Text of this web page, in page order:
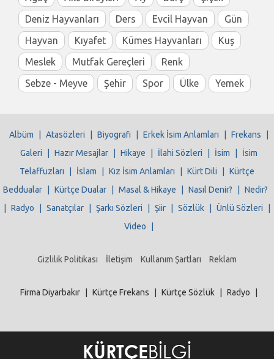
Deniz Hayvanları
Ders Evcil Hayvan
Gün
Hayvan
Kıyafet Kümes Hayvanları
Kuş
Meslek
Mutfak Gereçleri
Renk
Sebze - Meyve
Şehir Spor Ülke Yemek
Albüm Atasözleri Biyografi Erkek İsim Anlamları Frekans
Galeri
Hazır Mesajlar Hikaye İlahi Sözleri İsim
İsim
Telaffuzları
İslam Kız İsim Anlamları Kürt Dili
Kürtçe
Beddualar
Kürtçe Dualar Masal & Hikaye Nasıl Denir?
Nedir?
Radyo Sanatçılar Şarkı Sözleri Şiir Sözlük Ünlü Sözleri
Video
Gizlilik Politikası İletişim Kullanım Şartları Reklam
Firma Diyarbakır Kürtçe Frekans Kürtçe Sözlük Radyo